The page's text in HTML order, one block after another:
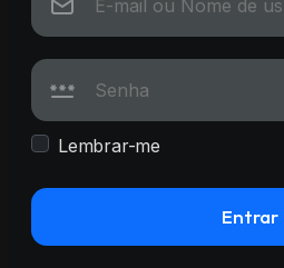
Lembrar-me
Entrar